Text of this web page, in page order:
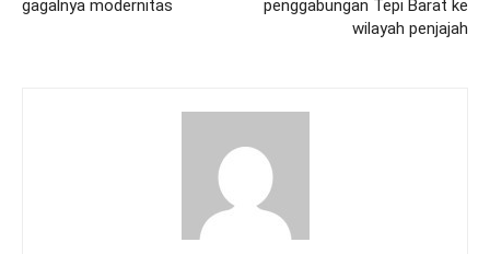
gagalnya modernitas
penggabungan Tepi Barat ke
wilayah penjajah